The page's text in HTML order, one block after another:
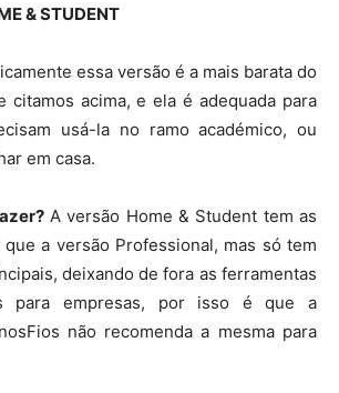
& STUDENT
essa versão é a mais barata do
citamos acima, e ela é adequada para
usá-la no ramo académico, ou
em casa.
A versão Home & Student tem as
a versão Professional, mas só tem
deixando de fora as ferramentas
para empresas, por isso é que a
não recomenda a mesma para